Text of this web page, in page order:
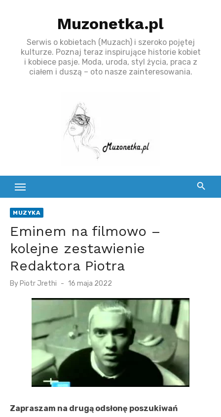
Muzonetka.pl
Serwis o kobietach (Muzach) i szeroko pojętej
kulturze. Poznaj teraz inspirujące historie kobiet
i kobiece pasje. Moda, uroda, styl życia, praca z
ciałem i duszą – oto nasze zainteresowania.
MUZYKA
Eminem na filmowo –
kolejne zestawienie
Redaktora Piotra
By Piotr Jrethi
P
s
e
o
16 maja 2022
Zapraszam na drugą odsłonę poszukiwań